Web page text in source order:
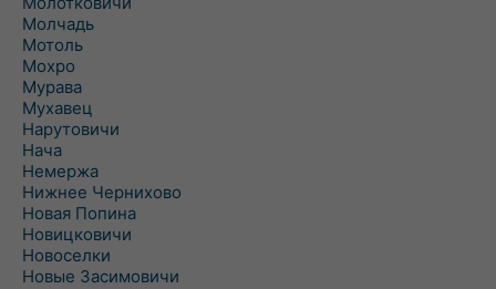
Молчадь
Мотоль
Мохро
Мурава
Мухавец
Нарутовичи
Нача
Немержа
Нижнее Чернихово
Новая Попина
Новицковичи
Новоселки
Новые Засимовичи